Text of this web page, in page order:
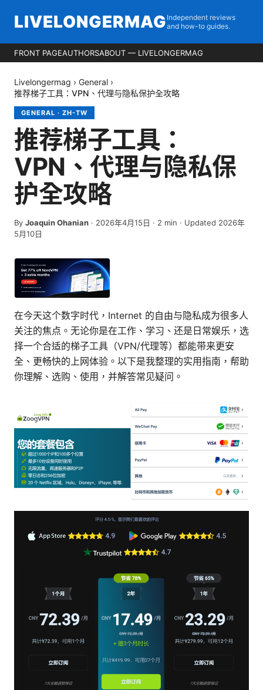
LIVELONGERMAG Independent reviews
and how-to guides.
FRONT PAGEAUTHORSABOUT — LIVELONGERMAG
Livelongermag › General ›
推荐梯子工具：VPN、代理与隐私保护全攻略
GENERAL · ZH-TW
推荐梯子工具：
VPN、代理与隐私保
护全攻略
By Joaquin Ohanian · 2026年4月15日 · 2 min · Updated 2026年
5月10日
在今天这个数字时代，Internet 的自由与隐私成为很多人
关注的焦点。无论你是在工作、学习、还是日常娱乐，选
择一个合适的梯子工具（VPN/代理等）都能带来更安
全、更畅快的上网体验。以下是我整理的实用指南，帮助
你理解、选购、使用，并解答常见疑问。